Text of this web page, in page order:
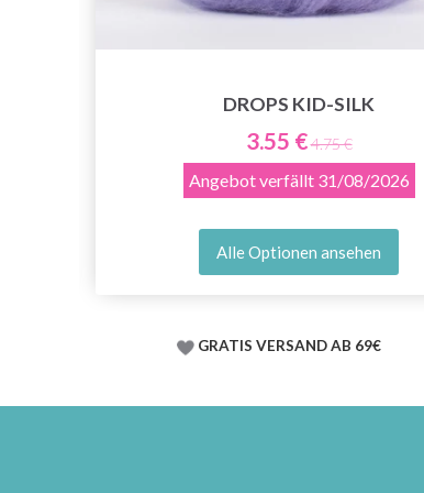
DROPS KID-SILK
3.55 €4.75 €
Angebot verfällt 31/08/2026
Alle Optionen ansehen
GRATIS VERSAND AB 69€